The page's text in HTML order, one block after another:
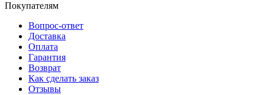
Покупателям
Вопрос-ответ
Доставка
Оплата
Гарантия
Возврат
Как сделать заказ
Отзывы